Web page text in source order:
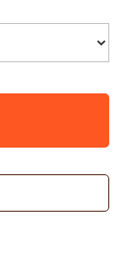
解いただき、そ
て水で手洗いして
入れてお進み